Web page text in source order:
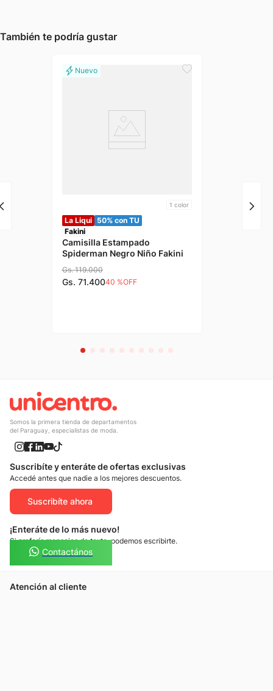
También te podría gustar
1 color
La Liqui
50% con TU
Fakini
Camisilla Estampado
Spiderman Negro Niño Fakini
Gs. 119.000
Gs. 71.40040 %OFF
Somos la primera tienda de departamentos
del Paraguay, especialistas de moda.
Suscribíte y enteráte de ofertas exclusivas
Accedé antes que nadie a los mejores descuentos.
Suscribíte ahora
¡Enteráte de lo más nuevo!
Si preferís mensajes de texto, podemos escribirte.
Contactános
Atención al cliente